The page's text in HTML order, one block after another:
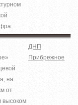
на
от
высоком
ДНП
Прибрежное